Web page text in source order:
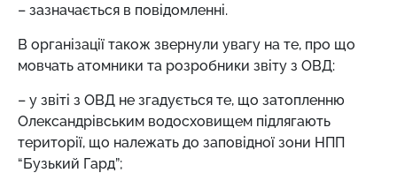
– зазначається в повідомленні.
В організації також звернули увагу на те, про що
мовчать атомники та розробники звіту з ОВД:
– у звіті з ОВД не згадується те, що затопленню
Олександрівським водосховищем підлягають
території, що належать до заповідної зони НПП
“Бузький Гард”;